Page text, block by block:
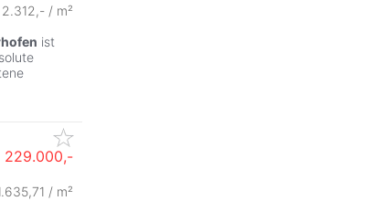
/ m²
ist
229.000,-
/ m²